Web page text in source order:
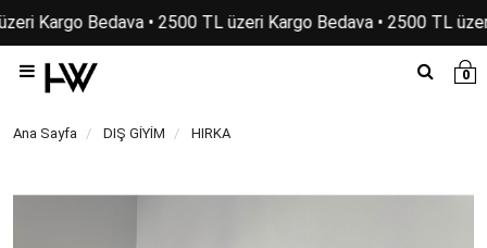
Kargo Bedava • 2500 TL üzeri Kargo Bedava • 2500 TL
0
Ana Sayfa DIŞ GİYİM HIRKA